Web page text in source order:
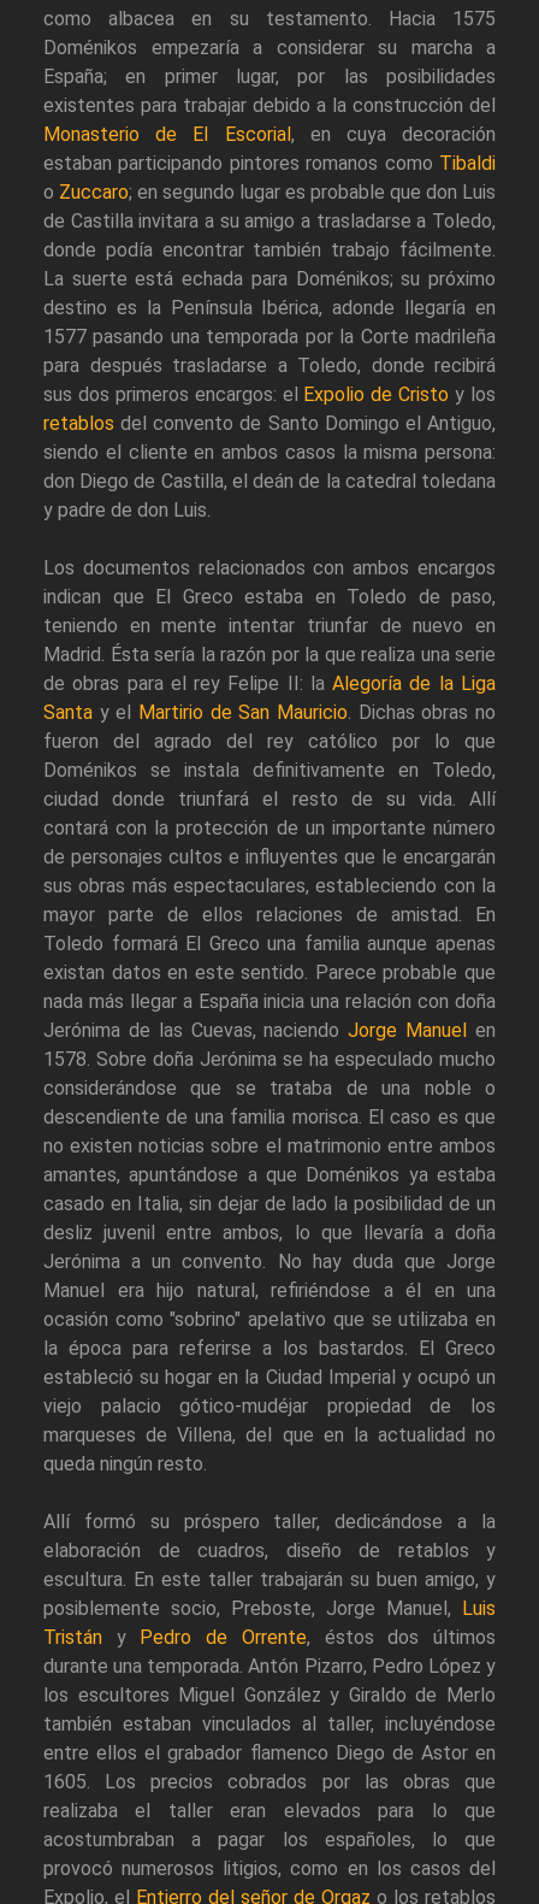
como albacea en su testamento. Hacia 1575
Doménikos empezaría a considerar su marcha a
España; en primer lugar, por las posibilidades
existentes para trabajar debido a la construcción del
Monasterio de El Escorial, en cuya decoración
estaban participando pintores romanos como Tibaldi
o Zuccaro; en segundo lugar es probable que don Luis
de Castilla invitara a su amigo a trasladarse a Toledo,
donde podía encontrar también trabajo fácilmente.
La suerte está echada para Doménikos; su próximo
destino es la Península Ibérica, adonde llegaría en
1577 pasando una temporada por la Corte madrileña
para después trasladarse a Toledo, donde recibirá
sus dos primeros encargos: el Expolio de Cristo y los
retablos del convento de Santo Domingo el Antiguo,
siendo el cliente en ambos casos la misma persona:
don Diego de Castilla, el deán de la catedral toledana
y padre de don Luis.
Los documentos relacionados con ambos encargos
indican que El Greco estaba en Toledo de paso,
teniendo en mente intentar triunfar de nuevo en
Madrid. Ésta sería la razón por la que realiza una serie
de obras para el rey Felipe II: laAlegoría de la Liga
Santa y el Martirio de San Mauricio. Dichas obras no
fueron del agrado del rey católico por lo que
Doménikos se instala definitivamente en Toledo,
ciudad donde triunfará el resto de su vida. Allí
contará con la protección de un importante número
de personajes cultos e influyentes que le encargarán
sus obras más espectaculares, estableciendo con la
mayor parte de ellos relaciones de amistad. En
Toledo formará El Greco una familia aunque apenas
existan datos en este sentido. Parece probable que
nada más llegar a España inicia una relación con doña
Jerónima de las Cuevas, naciendoJorge Manuel en
1578. Sobre doña Jerónima se ha especulado mucho
considerándose que se trataba de una noble o
descendiente de una familia morisca. El caso es que
no existen noticias sobre el matrimonio entre ambos
amantes, apuntándose a que Doménikos ya estaba
casado en Italia, sin dejar de lado la posibilidad de un
desliz juvenil entre ambos, lo que llevaría a doña
Jerónima a un convento. No hay duda que Jorge
Manuel era hijo natural, refiriéndose a él en una
ocasión como "sobrino" apelativo que se utilizaba en
la época para referirse a los bastardos. El Greco
estableció su hogar en la Ciudad Imperial y ocupó un
viejo palacio gótico-mudéjar propiedad de los
marqueses de Villena, del que en la actualidad no
queda ningún resto.
Allí formó su próspero taller, dedicándose a la
elaboración de cuadros, diseño de retablos y
escultura. En este taller trabajarán su buen amigo, y
posiblemente socio, Preboste, Jorge Manuel, Luis
Tristán y Pedro de Orrente, éstos dos últimos
durante una temporada. Antón Pizarro, Pedro López y
los escultores Miguel González y Giraldo de Merlo
también estaban vinculados al taller, incluyéndose
entre ellos el grabador flamenco Diego de Astor en
1605. Los precios cobrados por las obras que
realizaba el taller eran elevados para lo que
acostumbraban a pagar los españoles, lo que
provocó numerosos litigios, como en los casos del
Expolio, el Entierro del señor de Orgaz o los retablos